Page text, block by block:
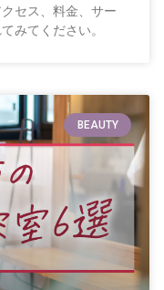
セス、料金、サー
みてください。
BEAUTY